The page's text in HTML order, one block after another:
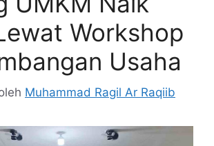
Workshop
Usaha
Muhammad Ragil Ar Raqiib